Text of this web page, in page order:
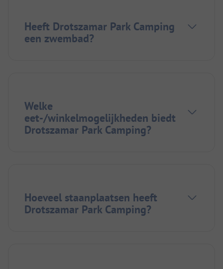
Heeft Drotszamar Park Camping
een zwembad?
Welke
eet-/winkelmogelijkheden biedt
Drotszamar Park Camping?
Hoeveel staanplaatsen heeft
Drotszamar Park Camping?